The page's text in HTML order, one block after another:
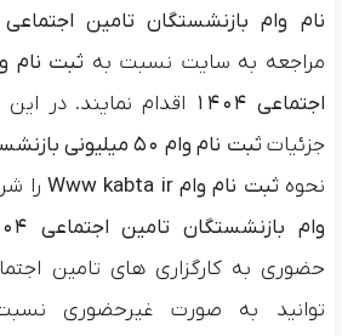
نام وام بازنشستگان تامین اجتماعی ۱۴۰۴
مراجعه به سایت نسبت به ثبت نام
اجتماعی ۱۴۰۴
اقدام نمایند. در
جزئیات ثبت نام وام ۵۰ میلیونی بازنشستگان تامین اجتماعی
نحوه ثبت نام وام Www kabta ir را
وام بازنشستگان تامین اجتماعی 1404
حضوری به کارگزاری های تامین
توانید به صورت غیرحضوری